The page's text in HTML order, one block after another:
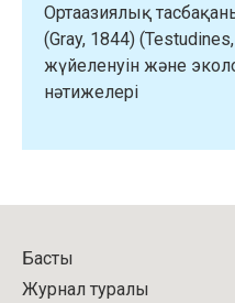
Ортаазиялық
(Gray, 1844)
жүйеленуін және
нәтижелері
Басты
Журнал туралы